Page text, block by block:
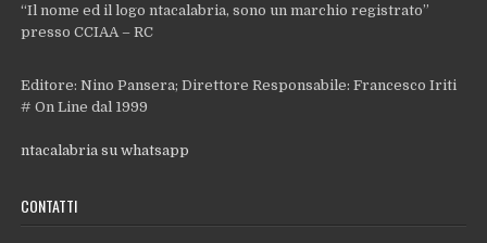
“Il nome ed il logo ntacalabria, sono un marchio registrato”
presso CCIAA – RC
Editore: Nino Pansera; Direttore Responsabile: Francesco Iriti
# On Line dal 1999
ntacalabria su whatsapp
CONTATTI